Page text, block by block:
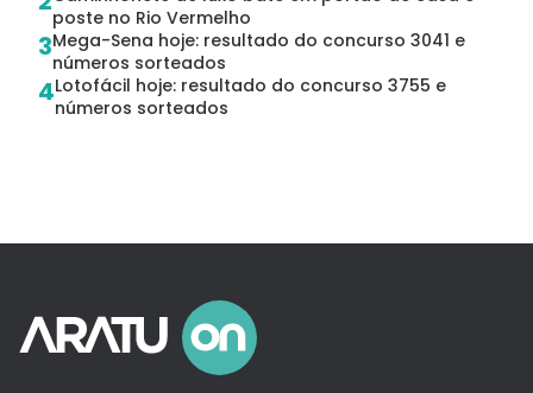
poste no Rio Vermelho
3Mega-Sena hoje: resultado do concurso 3041 e
números sorteados
4Lotofácil hoje: resultado do concurso 3755 e
números sorteados